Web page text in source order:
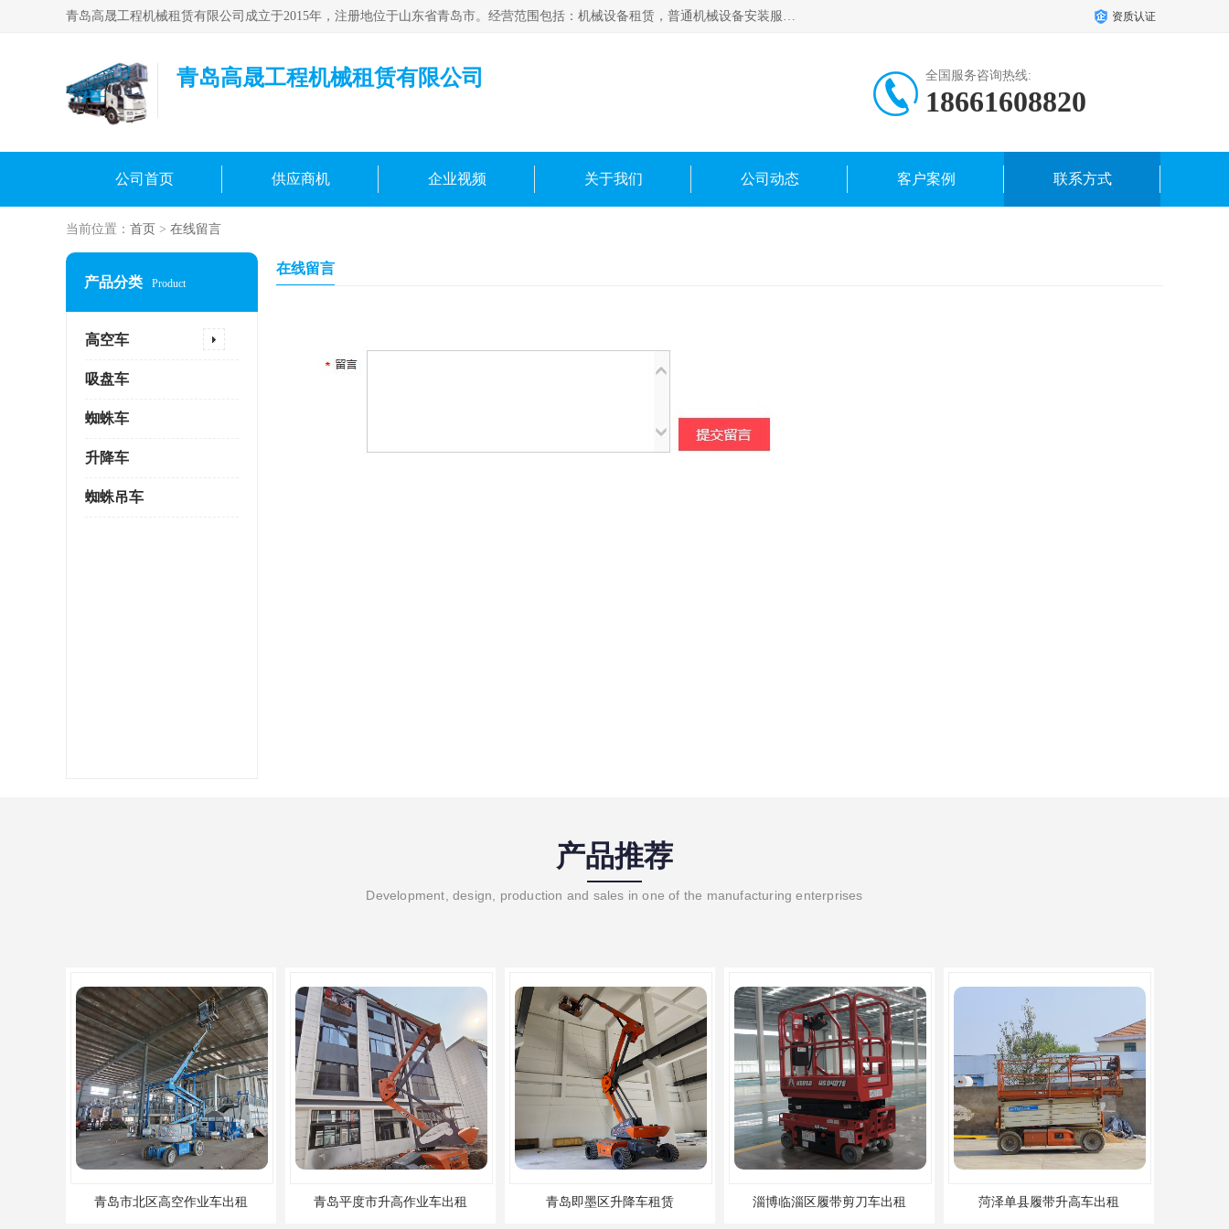
青岛高晟工程机械租赁有限公司成立于2015年，注册地位于山东省青岛市。经营范围包括：机械设备租赁，普通机械设备安装服务，电子、机械设备维护，专用设备修理，通用设备修理，机械设备销售，环境保护专用设备销售，建筑材料销售，专业保洁、清洗、消毒服务，劳动保护用品销售，信息技术咨询服务，汽车拖车、求援、清障服务，物业管理；工程管理服务，货物进出口，技术进出口，汽车销售，新能源汽车整车销售等。 资质认证
青岛高晟工程机械租赁有限公司 全国服务咨询热线:
18661608820
公司首页 供应商机 企业视频 关于我们 公司动态 客户案例 联系方式
当前位置： 首页 > 在线留言
产品分类 Product
高空车
吸盘车
蜘蛛车
升降车
蜘蛛吊车
在线留言
产品推荐
Development, design, production and sales in one of the manufacturing enterprises
青岛市北区高空作业车出租 青岛平度市升高作业车出租 青岛即墨区升降车租赁 淄博临淄区履带剪刀车出租 菏泽单县履带升高车出租